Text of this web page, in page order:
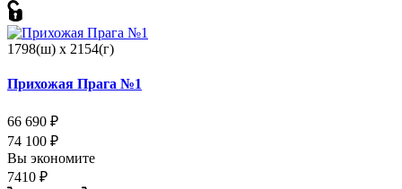
1798(ш) x 2154(г)
Прихожая Прага №1
66 690 ₽
74 100 ₽
Вы экономите
7410 ₽